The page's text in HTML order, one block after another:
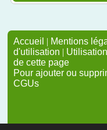
Accueil | Mentions
d'utilisation |
de cette page
Pour ajouter ou
CGUs